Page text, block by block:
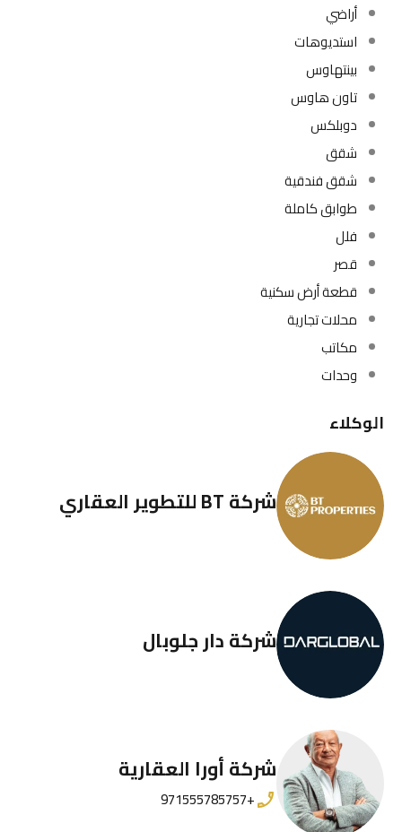
أراضي
استديوهات
بينتهاوس
تاون هاوس
دوبلكس
شقق
شقق فندقية
طوابق كاملة
فلل
قصر
قطعة أرض سكنية
محلات تجارية
مكاتب
وحدات
الوكلاء
شركة BT للتطوير العقاري
شركة دار جلوبال
شركة أورا العقارية
+971555785757